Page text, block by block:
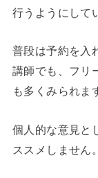
行うようにして
普段は予約を入
講師でも、フリ
も多くみられま
個人的な意見と
ススメしません。